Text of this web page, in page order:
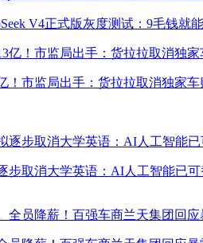
V4正式版灰度测试：9毛钱就
！市监局出手：货拉拉取消独家车
步取消大学英语：AI人工智能已